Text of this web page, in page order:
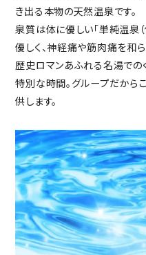
き出る本物の天然温泉です。
泉質は体に優しい「単純温泉
優しく、神経痛や筋肉痛を和
歴史ロマンあふれる名湯での
特別な時間。グループだから
供します。